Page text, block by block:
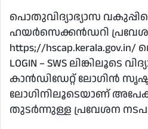
പൊതുവിദ്യാഭ്യാസ
ഹയര്‍സെക്കന്‍ഡറി
https;//hscap.kerala.gov.in/ ലെ
LOGIN – SWS ലിങ്കിലൂടെ
കാന്‍ഡിഡേറ്റ് ലോഗിന്‍
ലോഗിനിലൂടെയാണ്
തുടര്‍ന്നുള്ള പ്രവേശന